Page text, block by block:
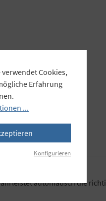
automatisch die
verwendet Cookies,
Erfahrung
...
Konfigurieren